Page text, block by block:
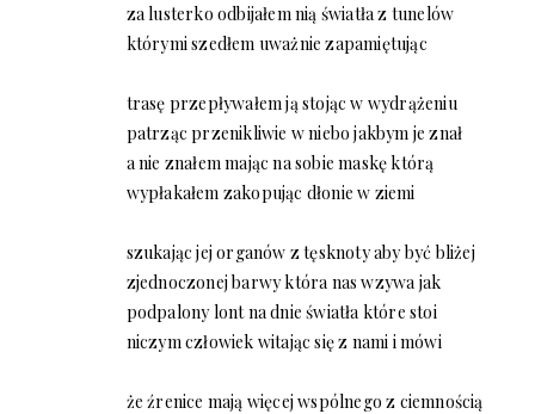
za lusterko odbijałem nią światła z tunelów
którymi szedłem uważnie zapamiętując
trasę przepływałem ją stojąc w wydrążeniu
patrząc przenikliwie w niebo jakbym je znał
a nie znałem mając na sobie maskę którą
wypłakałem zakopując dłonie w ziemi
szukając jej organów z tęsknoty aby być bliżej
zjednoczonej barwy która nas wzywa jak
podpalony lont na dnie światła które stoi
niczym człowiek witając się z nami i mówi
że źrenice mają więcej wspólnego z ciemnością